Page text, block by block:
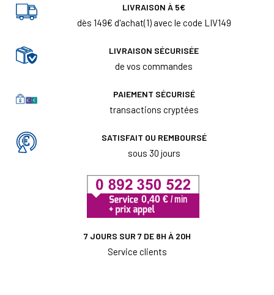
LIVRAISON À 5€
dès 149€ d'achat(1) avec le code LIV149
LIVRAISON SÉCURISÉE
de vos commandes
PAIEMENT SÉCURISÉ
transactions cryptées
SATISFAIT OU REMBOURSÉ
sous 30 jours
7 JOURS SUR 7 DE 8H À 20H
Service clients